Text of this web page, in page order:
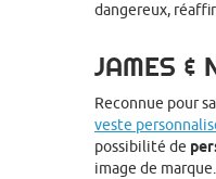
dangereux,
JAMES &
Reconnue pour sa
veste
possibilité de
image de marque.